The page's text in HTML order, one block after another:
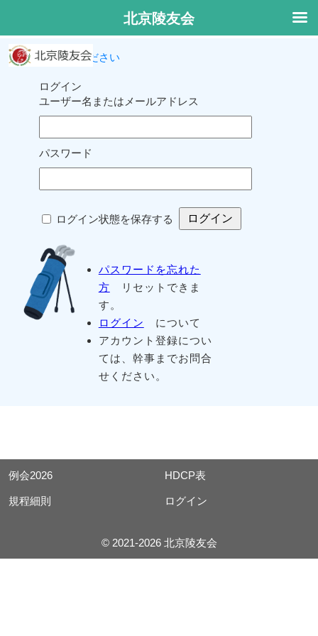
ログインしてください
ログイン
ユーザー名またはメールアドレス
パスワード
ログイン状態を保存する
パスワードを忘れた
方 リセットできま
す。
ログイン
について
アカウント登録につい
ては、幹事までお問合
せください。
例会2026 HDCP表
規程細則 ログイン
© 2021-2026 北京陵友会
北京陵友会